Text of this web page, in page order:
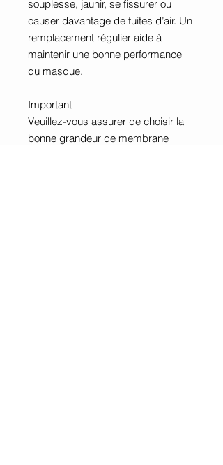
souplesse, jaunir, se fissurer ou
causer davantage de fuites d’air. Un
remplacement régulier aide à
maintenir une bonne performance
du masque.
Important
Veuillez-vous assurer de choisir la
bonne grandeur de membrane